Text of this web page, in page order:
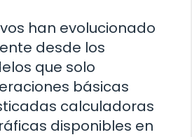
han evolucionado
desde los
que solo
básicas
calculadoras
disponibles en